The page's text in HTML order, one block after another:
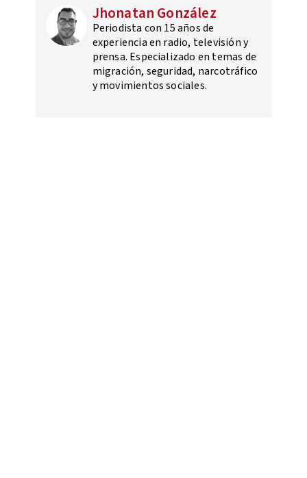
Jhonatan González
Periodista con 15 años de
experiencia en radio, televisión y
prensa. Especializado en temas de
migración, seguridad, narcotráfico
y movimientos sociales.